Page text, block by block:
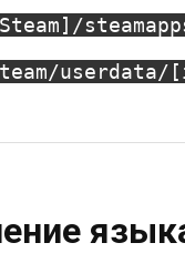
userdata/